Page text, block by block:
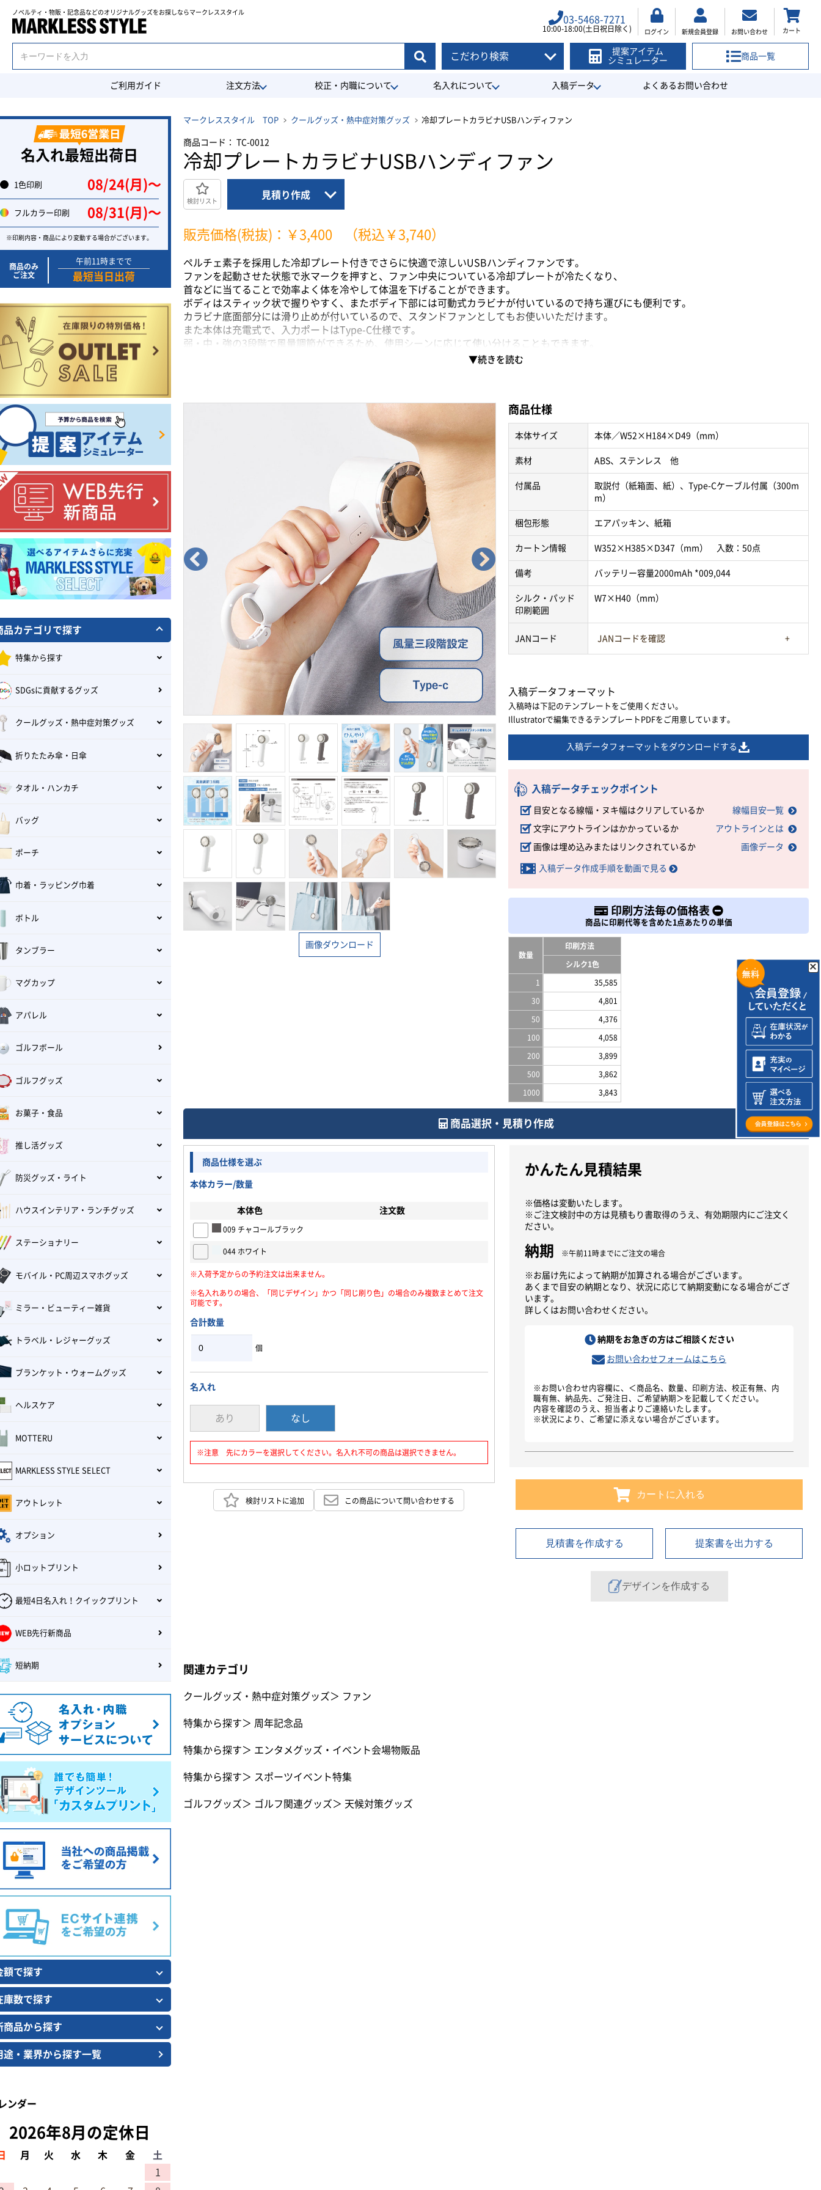
ノベルティ・物販・記念品などのオリジナルグッズを お探しならマークレススタイル
03-5468-7271
10:00-18:00(土日祝日除く) ログイン 新規会員登録 お問い合わせ カート
こだわり検索
提案アイテム
シミュレーター
商品一覧
ご利用ガイド 注文方法 校正・内職について 名入れについて 入稿データ よくあるお問い合わせ
マークレススタイル TOP クールグッズ・熱中症対策グッズ 冷却プレートカラビナUSBハンディファン
商品コード： TC-0012
冷却プレートカラビナUSBハンディファン
検討リスト
見積り作成
販売価格(税抜)：￥3,400 （税込￥3,740）
ペルチェ素子を採用した冷却プレート付きでさらに快適で涼しいUSBハンディファンです。
ファンを起動させた状態で氷マークを押すと、ファン中央についている冷却プレートが冷たくなり、
首などに当てることで効率よく体を冷やして体温を下げることができます。
ボディはスティック状で握りやすく、またボディ下部には可動式カラビナが付いているので持ち運びにも便利です。
カラビナ底面部分には滑り止めが付いているので、スタンドファンとしてもお使いいただけます。
また本体は充電式で、入力ポートはType-C仕様です。
弱・中・強の3段階で風量調節ができるため、使用シーンに応じて使い分けることもできます。
企業やブランドロゴなどワンポイント名入れをすれば、購入特典や高級ノベルティとしてもぴったりです。
充電時間：約3.5時間 ／ ファン連続使用時間：約1～12時間 ／ ファン＋冷却プレート連続使用時間：約1時間
画像ダウンロード
商品仕様
本体サイズ 本体／W52×H184×D49（mm）
素材 ABS、ステンレス 他
付属品
取説付（紙箱面、紙）、Type-Cケーブル付属（300m
m）
梱包形態 エアパッキン、紙箱
カートン情報 W352×H385×D347（mm） 入数：50点
備考 バッテリー容量2000mAh *009,044
シルク・パッド
印刷範囲
W7×H40（mm）
JANコード JANコードを確認
入稿データフォーマット
入稿時は下記のテンプレートをご使用ください。
Illustratorで編集できるテンプレートPDFをご用意しています。
入稿データフォーマットをダウンロードする
入稿データチェックポイント
目安となる線幅・ヌキ幅はクリアしているか 線幅目安一覧
文字にアウトラインはかかっているか アウトラインとは
画像は埋め込みまたはリンクされているか 画像データ
入稿データ作成手順を動画で見る
印刷方法毎の価格表
商品に印刷代等を含めた1点あたりの単価
数量
印刷方法
シルク1色
1 35,585
30 4,801
50 4,376
100 4,058
200 3,899
500 3,862
1000 3,843
商品選択・見積り作成
商品仕様を選ぶ
本体カラー/数量
本体色 注文数
009 チャコールブラック
044 ホワイト
※入荷予定からの予約注文は出来ません。
※名入れありの場合、「同じデザイン」かつ「同じ刷り色」の場合のみ複数まとめて注文
可能です。
合計数量
個
名入れ
あり なし
※注意 先にカラーを選択してください。名入れ不可の商品は選択できません。
検討リストに追加 この商品について問い合わせする
かんたん見積結果
※価格は変動いたします。
※ご注文検討中の方は見積もり書取得のうえ、有効期限内にご注文く
ださい。
納期 ※午前11時までにご注文の場合
※お届け先によって納期が加算される場合がございます。
あくまで目安の納期となり、状況に応じて納期変動になる場合がござ
います。
詳しくはお問い合わせください。
納期をお急ぎの方はご相談ください
お問い合わせフォームはこちら
※お問い合わせ内容欄に、＜商品名、数量、印刷方法、校正有無、内
職有無、納品先、ご発注日、ご希望納期＞を記載してください。
内容を確認のうえ、担当者よりご連絡いたします。
※状況により、ご希望に添えない場合がございます。
カートに入れる
見積書を作成する 提案書を出力する
デザインを作成する
関連カテゴリ
クールグッズ・熱中症対策グッズ＞ ファン
特集から探す＞ 周年記念品
特集から探す＞ エンタメグッズ・イベント会場物販品
特集から探す＞ スポーツイベント特集
ゴルフグッズ＞ ゴルフ関連グッズ＞ 天候対策グッズ
名入れ最短出荷日
1色印刷 08/24(月)〜
フルカラー印刷 08/31(月)〜
※印刷内容・商品により変動する場合がございます。
商品のみ
ご注文
午前11時までで
最短当日出荷
品カテゴリで探す
特集から探す
SDGsに貢献するグッズ
クールグッズ・熱中症対策グッズ
折りたたみ傘・日傘
タオル・ハンカチ
バッグ
ポーチ
巾着・ラッピング巾着
ボトル
タンブラー
マグカップ
アパレル
ゴルフボール
ゴルフグッズ
お菓子・食品
推し活グッズ
防災グッズ・ライト
ハウスインテリア・ランチグッズ
ステーショナリー
モバイル・PC周辺スマホグッズ
ミラー・ビューティー雑貨
トラベル・レジャーグッズ
ブランケット・ウォームグッズ
ヘルスケア
MOTTERU
MARKLESS STYLE SELECT
アウトレット
オプション
小ロットプリント
最短4日名入れ！クイックプリント
WEB先行新商品
短納期
額で探す
庫数で探す
商品から探す
途・業界から探す一覧
ンダー
2026年8月の定休日
月 火 水 木 金
土
1